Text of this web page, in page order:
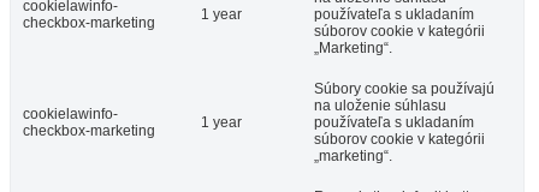
cookielawinfo-
checkbox-marketing
1 year
používateľa s ukladaním
súborov cookie v kategórii
„Marketing“.
cookielawinfo-
checkbox-marketing
1 year
Súbory cookie sa používajú
na uloženie súhlasu
používateľa s ukladaním
súborov cookie v kategórii
„marketing“.